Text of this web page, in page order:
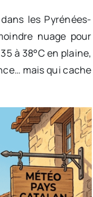
les Pyrénées-
nuage pour
à 38°C en plaine,
mais qui cache